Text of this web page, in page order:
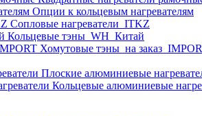
Опции к кольцевым нагревателям
Cопловые нагреватели_ITKZ
Кольцевые тэны_WH_Китай
Хомутовые тэны_на
Плоские алюминиевые
Кольцевые алюминиевые